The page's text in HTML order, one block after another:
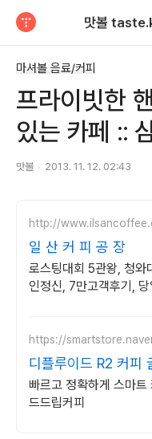
마셔볼 음료/커피
프라이빗한
있는 카페 ::
맛볼 2013. 11. 12. 02:43
http://
일 산 커 피 공 장
로스팅대회 5관왕, 청와
인정신, 7만고객후기,
https://
디플루이드 R2 커피
빠르고 정확하게 스마
드드립커피